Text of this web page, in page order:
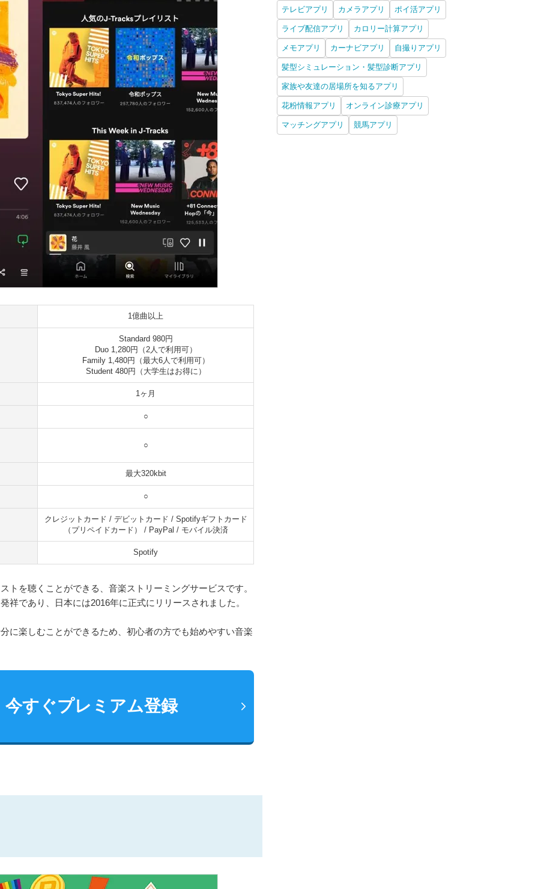
1億曲以上
Standard 980円
Duo 1,280円（2人で利用可）
Family 1,480円（最大6人で利用可）
Student 480円（大学生はお得に）
1ヶ月
○
○
最大320kbit
○
クレジットカード / デビットカード / Spotifyギフトカード
（プリペイドカード） / PayPal / モバイル決済
Spotify
トを聴くことができる、音楽ストリーミングサービスです。
祥であり、日本には2016年に正式にリリースされました。
に楽しむことができるため、初心者の方でも始めやすい音楽
今すぐプレミアム登録
テレビアプリ カメラアプリ ポイ活アプリ
ライブ配信アプリ カロリー計算アプリ
メモアプリ カーナビアプリ 自撮りアプリ
髪型シミュレーション・髪型診断アプリ
家族や友達の居場所を知るアプリ
花粉情報アプリ オンライン診療アプリ
マッチングアプリ 競馬アプリ